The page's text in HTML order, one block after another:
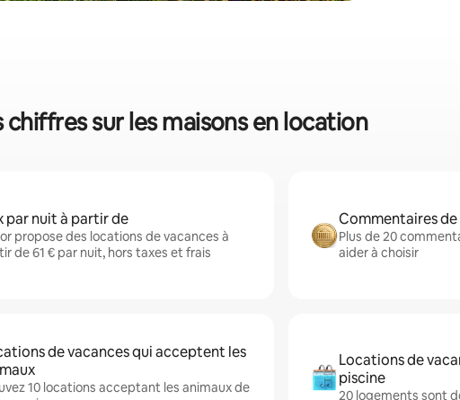
sur les maisons en location
par nuit à partir de
propose des locations de vacances à
de 61 € par nuit, hors taxes et frais
Commentaires
Plus de 20
aider à choisir
de vacances qui acceptent les
10 locations acceptant les animaux de
Locations de
piscine
20 logements sont